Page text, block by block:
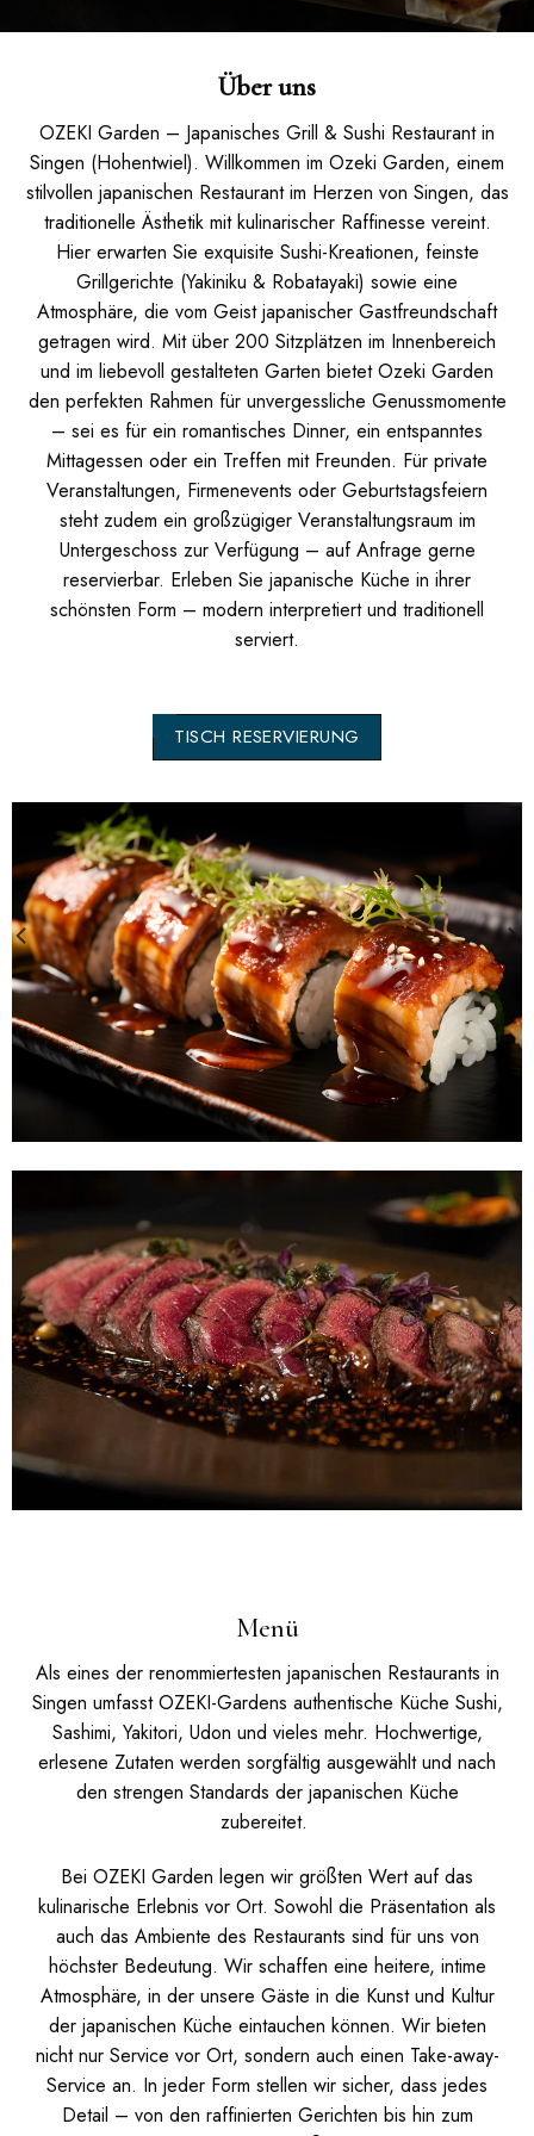
Über uns
OZEKI Garden – Japanisches Grill & Sushi Restaurant in
Singen (Hohentwiel). Willkommen im Ozeki Garden, einem
stilvollen japanischen Restaurant im Herzen von Singen, das
traditionelle Ästhetik mit kulinarischer Raffinesse vereint.
Hier erwarten Sie exquisite Sushi-Kreationen, feinste
Grillgerichte (Yakiniku & Robatayaki) sowie eine
Atmosphäre, die vom Geist japanischer Gastfreundschaft
getragen wird. Mit über 200 Sitzplätzen im Innenbereich
und im liebevoll gestalteten Garten bietet Ozeki Garden
den perfekten Rahmen für unvergessliche Genussmomente
– sei es für ein romantisches Dinner, ein entspanntes
Mittagessen oder ein Treffen mit Freunden. Für private
Veranstaltungen, Firmenevents oder Geburtstagsfeiern
steht zudem ein großzügiger Veranstaltungsraum im
Untergeschoss zur Verfügung – auf Anfrage gerne
reservierbar. Erleben Sie japanische Küche in ihrer
schönsten Form – modern interpretiert und traditionell
serviert.
TISCH RESERVIERUNG
Menü
Als eines der renommiertesten japanischen Restaurants in
Singen umfasst OZEKI-Gardens authentische Küche Sushi,
Sashimi, Yakitori, Udon und vieles mehr. Hochwertige,
erlesene Zutaten werden sorgfältig ausgewählt und nach
den strengen Standards der japanischen Küche
zubereitet.
Bei OZEKI Garden legen wir größten Wert auf das
kulinarische Erlebnis vor Ort. Sowohl die Präsentation als
auch das Ambiente des Restaurants sind für uns von
höchster Bedeutung. Wir schaffen eine heitere, intime
Atmosphäre, in der unsere Gäste in die Kunst und Kultur
der japanischen Küche eintauchen können. Wir bieten
nicht nur Service vor Ort, sondern auch einen Take-away-
Service an. In jeder Form stellen wir sicher, dass jedes
Detail – von den raffinierten Gerichten bis hin zum